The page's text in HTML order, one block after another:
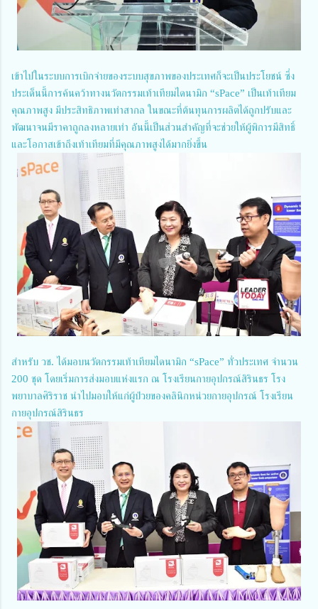
เข้าไปในระบบการเบิกจ่ายของระบบสุขภาพของประเทศก็จะเป็นประโยชน์ ซึ่ง
ประเด็นนี้การค้นคว้าทางนวัตกรรมเท้าเทียมไดนามิก “sPace” เป็นเท้าเทียม
คุณภาพสูง มีประสิทธิภาพเท่าสากล ในขณะที่ต้นทุนการผลิตได้ถูกปรับและ
พัฒนาจนมีราคาถูกลงหลายเท่า อันนี้เป็นส่วนสำคัญที่จะช่วยให้ผู้พิการมีสิทธิ์
และโอกาสเข้าถึงเท้าเทียมที่มีคุณภาพสูงได้มากยิ่งขึ้น
สำหรับ วช. ได้มอบนวัตกรรมเท้าเทียมไดนามิก “sPace” ทั่วประเทศ จำนวน
200 ชุด โดยเริ่มการส่งมอบแห่งแรก ณ โรงเรียนกายอุปกรณ์สิรินธร โรง
พยาบาลศิริราช นำไปมอบให้แก่ผู้ป่วยของคลินิกหน่วยกายอุปกรณ์ โรงเรียน
กายอุปกรณ์สิรินธร